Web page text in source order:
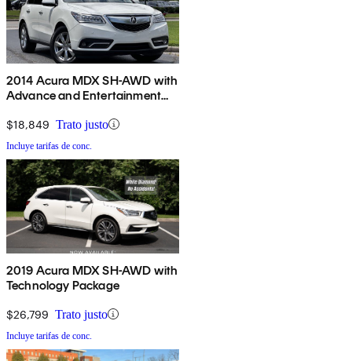
2014 Acura MDX SH-AWD with
Advance and Entertainment
$18,849 Trato justo
Incluye tarifas de conc.
2019 Acura MDX SH-AWD with
Technology Package
$26,799 Trato justo
Incluye tarifas de conc.